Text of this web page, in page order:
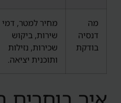
מה
דנסיה
בודקת
מחיר למטר, דמי
שירות, ביקוש
שכירות, נזילות
ותוכנית יציאה.